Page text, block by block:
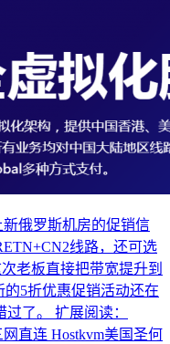
俄罗斯机房的促销信
线路，还可选
老板直接把带宽提升到
的5折优惠促销活动还在
了。 扩展阅读：
直连 Hostkvm美国圣何